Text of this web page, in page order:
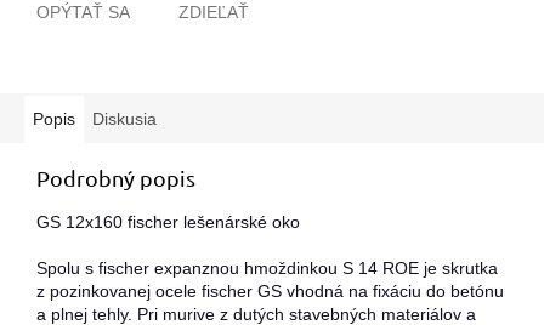
OPÝTAŤ SA ZDIEĽAŤ
Popis Diskusia
Podrobný popis
GS 12x160 fischer lešenárské oko
Spolu s fischer expanznou hmoždinkou S 14 ROE je skrutka
z pozinkovanej ocele fischer GS vhodná na fixáciu do betónu
a plnej tehly. Pri murive z dutých stavebných materiálov a